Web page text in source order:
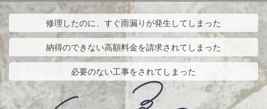
修理したのに、すぐ雨漏りが発生してしまった
納得のできない高額料金を請求されてしまった
必要のない工事をされてしまった